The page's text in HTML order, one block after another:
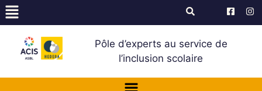
Pôle d’experts au service de
l’inclusion scolaire